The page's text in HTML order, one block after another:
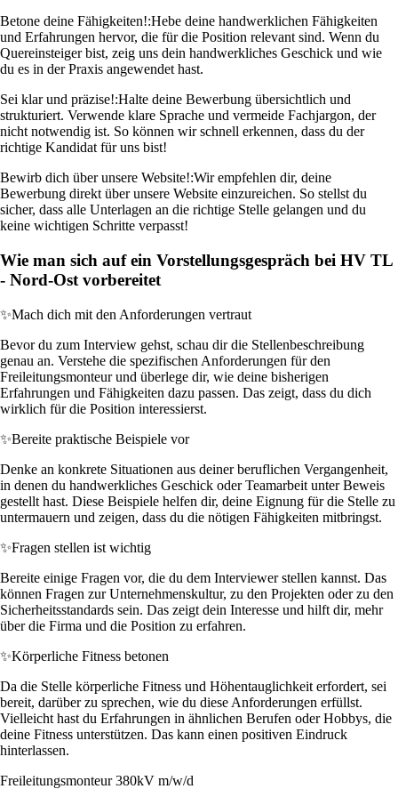
Betone deine Fähigkeiten!:Hebe deine handwerklichen Fähigkeiten
und Erfahrungen hervor, die für die Position relevant sind. Wenn du
Quereinsteiger bist, zeig uns dein handwerkliches Geschick und wie
du es in der Praxis angewendet hast.
Sei klar und präzise!:Halte deine Bewerbung übersichtlich und
strukturiert. Verwende klare Sprache und vermeide Fachjargon, der
nicht notwendig ist. So können wir schnell erkennen, dass du der
richtige Kandidat für uns bist!
Bewirb dich über unsere Website!:Wir empfehlen dir, deine
Bewerbung direkt über unsere Website einzureichen. So stellst du
sicher, dass alle Unterlagen an die richtige Stelle gelangen und du
keine wichtigen Schritte verpasst!
Wie man sich auf ein Vorstellungsgespräch bei HV TL
- Nord-Ost vorbereitet
✨Mach dich mit den Anforderungen vertraut
Bevor du zum Interview gehst, schau dir die Stellenbeschreibung
genau an. Verstehe die spezifischen Anforderungen für den
Freileitungsmonteur und überlege dir, wie deine bisherigen
Erfahrungen und Fähigkeiten dazu passen. Das zeigt, dass du dich
wirklich für die Position interessierst.
✨Bereite praktische Beispiele vor
Denke an konkrete Situationen aus deiner beruflichen Vergangenheit,
in denen du handwerkliches Geschick oder Teamarbeit unter Beweis
gestellt hast. Diese Beispiele helfen dir, deine Eignung für die Stelle zu
untermauern und zeigen, dass du die nötigen Fähigkeiten mitbringst.
✨Fragen stellen ist wichtig
Bereite einige Fragen vor, die du dem Interviewer stellen kannst. Das
können Fragen zur Unternehmenskultur, zu den Projekten oder zu den
Sicherheitsstandards sein. Das zeigt dein Interesse und hilft dir, mehr
über die Firma und die Position zu erfahren.
✨Körperliche Fitness betonen
Da die Stelle körperliche Fitness und Höhentauglichkeit erfordert, sei
bereit, darüber zu sprechen, wie du diese Anforderungen erfüllst.
Vielleicht hast du Erfahrungen in ähnlichen Berufen oder Hobbys, die
deine Fitness unterstützen. Das kann einen positiven Eindruck
hinterlassen.
Freileitungsmonteur 380kV m/w/d